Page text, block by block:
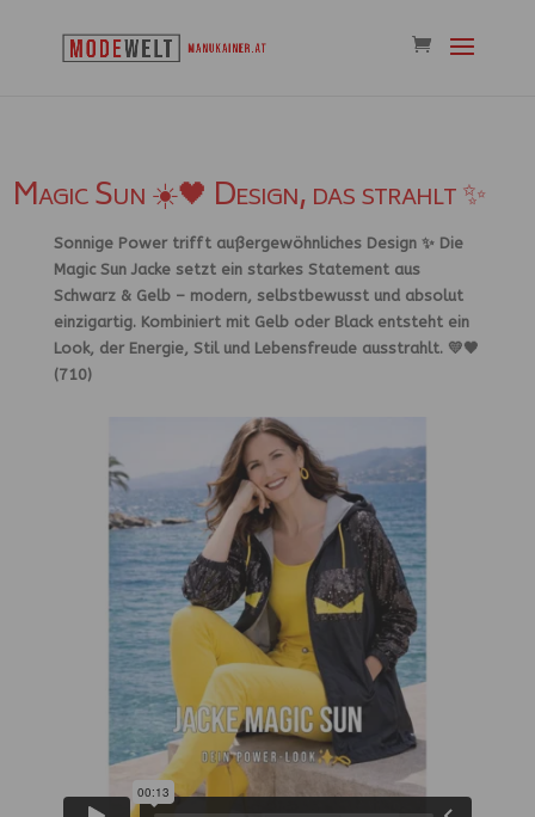
Magic Sun ☀️🖤 Design, das strahlt ✨
Sonnige Power trifft außergewöhnliches Design ✨ Die
Magic Sun Jacke setzt ein starkes Statement aus
Schwarz & Gelb – modern, selbstbewusst und absolut
einzigartig. Kombiniert mit Gelb oder Black entsteht ein
Look, der Energie, Stil und Lebensfreude ausstrahlt. 💛🖤
(710)